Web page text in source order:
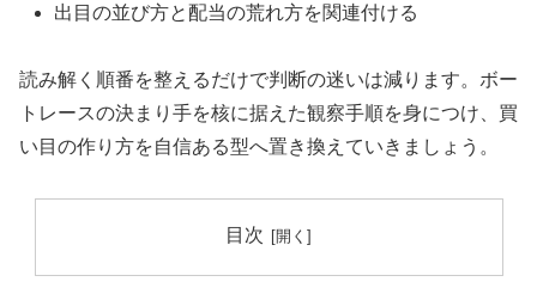
出目の並び方と配当の荒れ方を関連付ける
読み解く順番を整えるだけで判断の迷いは減ります。ボー
トレースの決まり手を核に据えた観察手順を身につけ、買
い目の作り方を自信ある型へ置き換えていきましょう。
目次